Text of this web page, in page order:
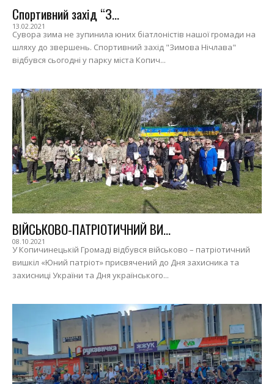
Спортивний захід “З...
13.02.2021
Сувора зима не зупинила юних біатлоністів нашої громади на
шляху до звершень. Спортивний захід "Зимова Нічлава"
відбувся сьогодні у парку міста Копич...
ВІЙСЬКОВО-ПАТРІОТИЧНИЙ ВИ...
08.10.2021
У Копичинецькій Громаді відбувся військово – патріотичний
вишкіл «Юний патріот» присвячений до Дня захисника та
захисниці України та Дня українського...